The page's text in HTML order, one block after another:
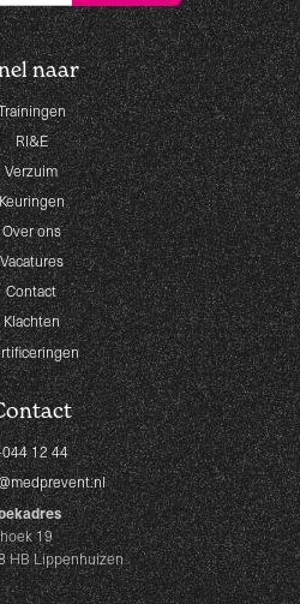
naar
RI&E
Verzuim
Over ons
Vacatures
Contact
Klachten
12 44
19
HB Lippenhuizen